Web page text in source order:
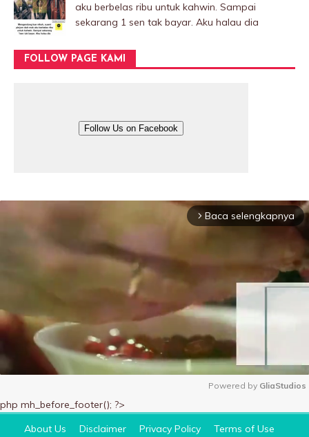
aku berbelas ribu untuk kahwin. Sampai
sekarang 1 sen tak bayar. Aku halau dia
FOLLOW PAGE KAMI
Follow Us on Facebook
arrow_forward_ios Baca selengkapnya
M
u
Powered by GliaStudios
php mh_before_footer(); ?>
About Us
Disclaimer Privacy Policy Terms of Use